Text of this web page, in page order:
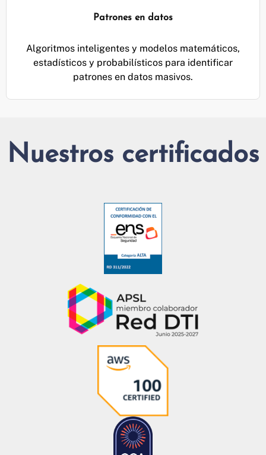
Patrones en datos
Algoritmos inteligentes y modelos matemáticos,
estadísticos y probabilísticos para identificar
patrones en datos masivos.
Nuestros certificados